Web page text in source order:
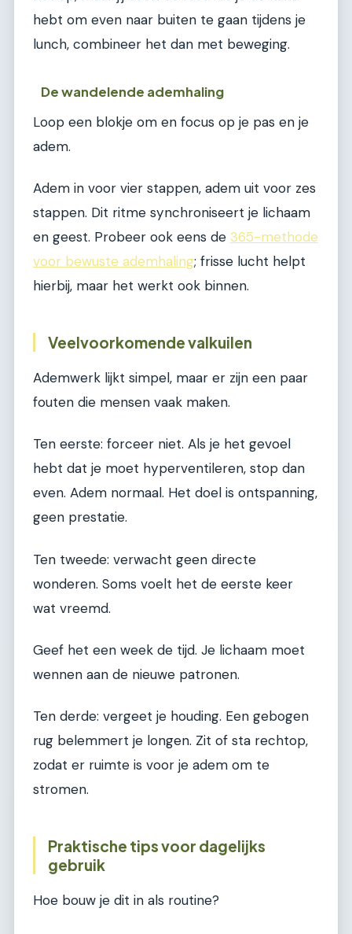
hebt om even naar buiten te gaan tijdens je
lunch, combineer het dan met beweging.
De wandelende ademhaling
Loop een blokje om en focus op je pas en je
adem.
Adem in voor vier stappen, adem uit voor zes
stappen. Dit ritme synchroniseert je lichaam
en geest. Probeer ook eens de 365-methode
voor bewuste ademhaling; frisse lucht helpt
hierbij, maar het werkt ook binnen.
Veelvoorkomende valkuilen
Ademwerk lijkt simpel, maar er zijn een paar
fouten die mensen vaak maken.
Ten eerste: forceer niet. Als je het gevoel
hebt dat je moet hyperventileren, stop dan
even. Adem normaal. Het doel is ontspanning,
geen prestatie.
Ten tweede: verwacht geen directe
wonderen. Soms voelt het de eerste keer
wat vreemd.
Geef het een week de tijd. Je lichaam moet
wennen aan de nieuwe patronen.
Ten derde: vergeet je houding. Een gebogen
rug belemmert je longen. Zit of sta rechtop,
zodat er ruimte is voor je adem om te
stromen.
Praktische tips voor dagelijks
gebruik
Hoe bouw je dit in als routine?